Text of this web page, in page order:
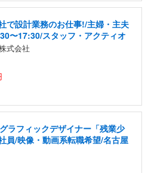
で設計業務のお仕事!/主婦・主夫
〜17:30/スタッフ・アクティオ
式会社
ラフィックデザイナー「残業少
員/映像・動画系転職希望/名古屋